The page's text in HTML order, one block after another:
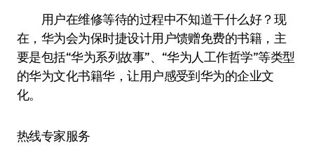
用户在维修等待的过程中不知道干什么好？现
在，华为会为保时捷设计用户馈赠免费的书籍，主
要是包括“华为系列故事”、“华为人工作哲学”等类型
的华为文化书籍华，让用户感受到华为的企业文
化。
热线专家服务